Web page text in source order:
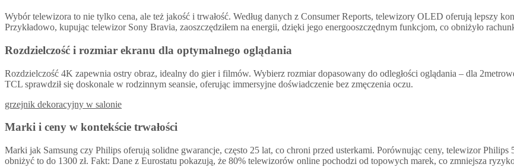
Wybór telewizora to nie tylko cena, ale też jakość i trwałość. Według danych z Consumer Reports, telewizory OLED oferują lepszy
Przykładowo, kupując telewizor Sony Bravia, zaoszczędziłem na energii, dzięki jego energooszczędnym funkcjom, co obniżyło
Rozdzielczość i rozmiar ekranu dla optymalnego oglądania
Rozdzielczość 4K zapewnia ostry obraz, idealny do gier i filmów. Wybierz rozmiar dopasowany do odległości oglądania – dla
TCL sprawdził się doskonale w rodzinnym seansie, oferując immersyjne doświadczenie bez zmęczenia oczu.
grzejnik dekoracyjny w salonie
Marki i ceny w kontekście trwałości
Marki jak Samsung czy Philips oferują solidne gwarancje, często 25 lat, co chroni przed usterkami. Porównując ceny, telewizor Philips
obniżyć to do 1300 zł. Fakt: Dane z Eurostatu pokazują, że 80% telewizorów online pochodzi od topowych marek, co zmniejsza